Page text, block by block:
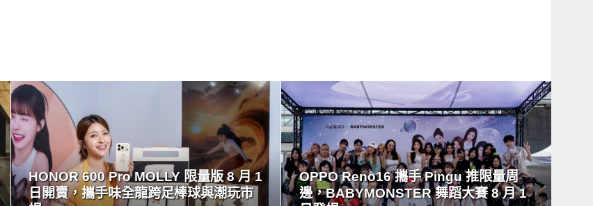
HONOR 600 Pro MOLLY 限量版 8 月 1
日開賣，攜手味全龍跨足棒球與潮玩市
READ
MORE
OPPO Reno16 攜手 Pingu 推限量周
邊，BABYMONSTER 舞蹈大賽 8 月 1
READ
MORE